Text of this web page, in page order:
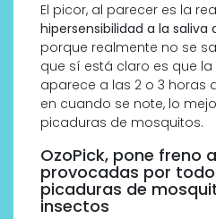
El picor, al parecer es la
hipersensibilidad a la saliva
porque realmente no se
que sí está claro es que
aparece a las 2 o 3 horas
en cuando se note, lo
picaduras de mosquitos.
OzoPick, pone freno
provocadas por
picaduras de
insectos